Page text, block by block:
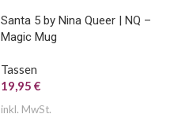
Santa 5 by Nina Queer | NQ –
Magic Mug
Tassen
19,95 €
inkl. MwSt.